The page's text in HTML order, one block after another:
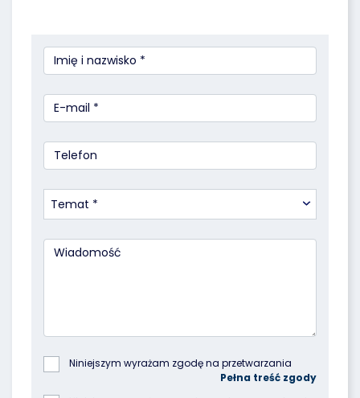
Temat *
Niniejszym wyrażam zgodę na przetwarzania
podanych przeze mnie danych osobowych przez